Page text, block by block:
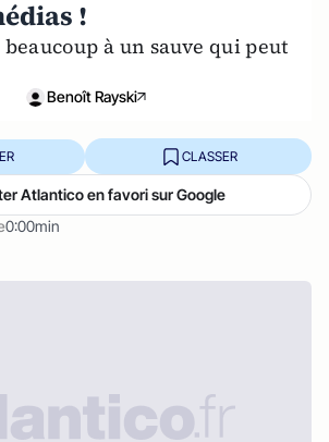
!
à un sauve qui peut
Benoît Rayski
0:00min
CLASSER
Atlantico en favori sur Google